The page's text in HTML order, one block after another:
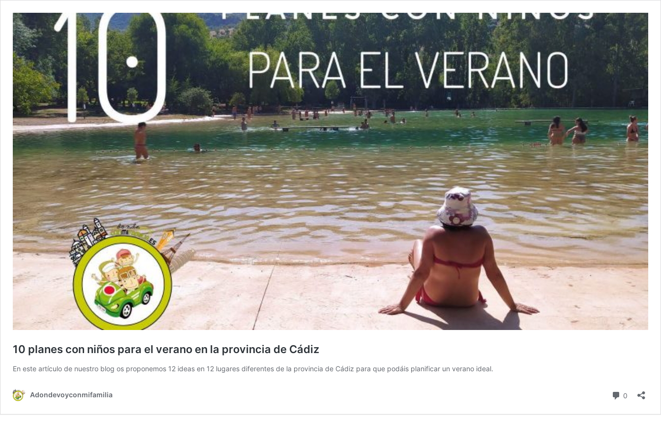
10 planes con niños para el verano en la provincia de Cádiz
En este artículo de nuestro blog os proponemos 12 ideas en 12 lugares diferentes de la provincia de Cádiz para que podáis planificar un verano ideal.
Adondevoyconmifamilia 0